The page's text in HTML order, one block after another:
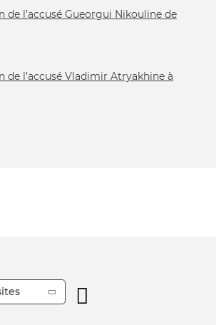
de l’accusé Gueorgui Nikouline de
de l’accusé Vladimir Atryakhine à